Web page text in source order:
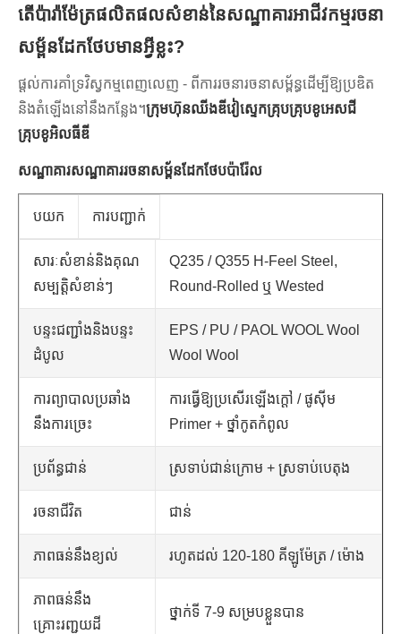
តើប៉ារ៉ាម៉ែត្រផលិតផលសំខាន់នៃសណ្ឋាគារអាជីវកម្មរចនា
សម្ព័នដែកថែបមានអ្វីខ្លះ?
ផ្តល់ការគាំទ្រវិស្វកម្មពេញលេញ - ពីការរចនារចនាសម្ព័ន្ធដើម្បីឱ្យប្រឌិត
និងតំឡើងនៅនឹងកន្លែង។ក្រុមហ៊ុនឈីងឌីវៀស្ទេកគ្រុបគ្រុបខូអេសជី
គ្រុបខូអិលធីឌី
សណ្ឋាគារសណ្ឋាគាររចនាសម្ព័នដែកថែបប៉ារ៉ែល
បយក ការបញ្ជាក់
សារៈសំខាន់និងគុណ
សម្បត្តិសំខាន់ៗ
Q235 / Q355 H-Feel Steel,
Round-Rolled ឬ Wested
បន្ទះជញ្ជាំងនិងបន្ទះ
ដំបូល
EPS / PU / PAOL WOOL Wool
Wool Wool
ការព្យាបាលប្រឆាំង
នឹងការច្រេះ
ការធ្វើឱ្យប្រសើរឡើងក្តៅ / ផូស៊ីម
Primer + ថ្នាំកូតកំពូល
ប្រព័ន្ធជាន់ ស្រទាប់ជាន់ក្រោម + ស្រទាប់បេតុង
រចនាជីវិត ជាន់
ភាពធន់នឹងខ្យល់ រហូតដល់ 120-180 គីឡូម៉ែត្រ / ម៉ោង
ភាពធន់នឹង
គ្រោះរញ្ជួយដី
ថ្នាក់ទី 7-9 សម្របខ្លួនបាន